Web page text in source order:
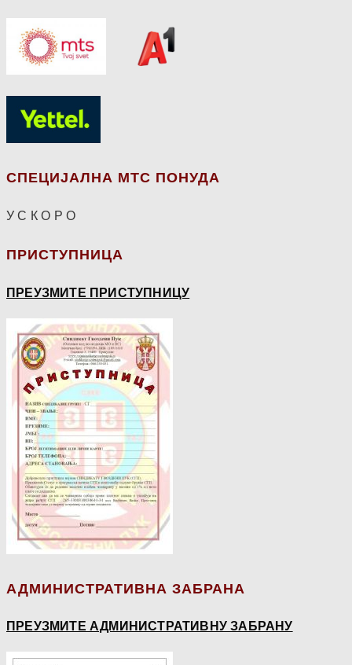
СПЕЦИЈАЛНА МТС ПОНУДА
У С К О Р О
ПРИСТУПНИЦА
ПРЕУЗМИТЕ ПРИСТУПНИЦУ
АДМИНИСТРАТИВНА ЗАБРАНА
ПРЕУЗМИТЕ АДМИНИСТРАТИВНУ ЗАБРАНУ